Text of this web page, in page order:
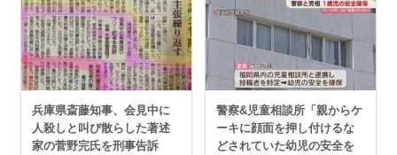
兵庫県斎藤知事、会見中に
人殺しと叫び散らした著述
家の菅野完氏を刑事告訴
警察&児童相談所「親からケ
ーキに顔面を押し付けるな
どされていた幼児の安全を